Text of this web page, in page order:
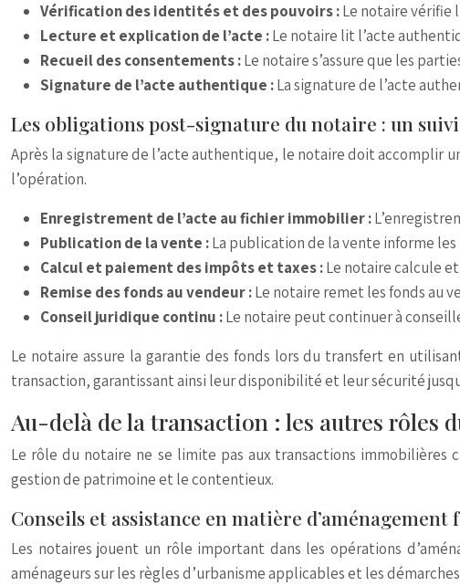
Vérification des identités et des pouvoirs :Le notaire vérifie
Lecture et explication de l’acte :Le notaire lit l’acte
Recueil des consentements :Le notaire s’assure que les
Signature de l’acte authentique :La signature de l’acte
Les obligations post-signature du notaire : un
Après la signature de l’acte authentique, le notaire doit accomplir
l’opération.
Enregistrement de l’acte au fichier immobilier :
Publication de la vente :La publication de la vente informe
Calcul et paiement des impôts et taxes :Le notaire calcule
Remise des fonds au vendeur :Le notaire remet les fonds au
Conseil juridique continu :Le notaire peut continuer à
Le notaire assure la garantie des fonds lors du transfert en
transaction, garantissant ainsi leur disponibilité et leur sécurité
Au-delà de la transaction : les autres rôles
Le rôle du notaire ne se limite pas aux transactions immobilières
gestion de patrimoine et le contentieux.
Conseils et assistance en matière
Les notaires jouent un rôle important dans les opérations
aménageurs sur les règles d’urbanisme applicables et les